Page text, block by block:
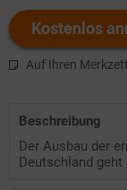
Kostenlos
Auf Ihren
Beschreibung
Der Ausbau der
Deutschland